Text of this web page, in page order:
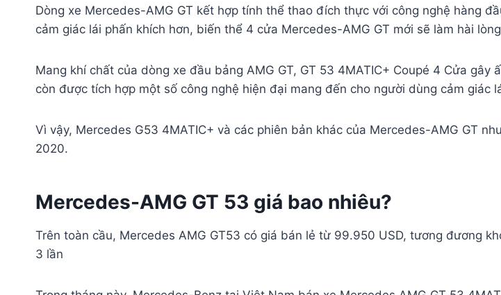
Dòng xe Mercedes-AMG GT kết hợp tính thể thao đích thực với công nghệ hàng
cảm giác lái phấn khích hơn, biến thể 4 cửa Mercedes-AMG GT mới sẽ làm hài
Mang khí chất của dòng xe đầu bảng AMG GT, GT 53 4MATIC+ Coupé 4 Cửa
còn được tích hợp một số công nghệ hiện đại mang đến cho người dùng cảm giác
Vì vậy, Mercedes G53 4MATIC+ và các phiên bản khác của Mercedes-AMG GT
2020.
Mercedes-AMG GT 53 giá bao nhiêu?
Trên toàn cầu, Mercedes AMG GT53 có giá bán lẻ từ 99.950 USD, tương đương
3 lần